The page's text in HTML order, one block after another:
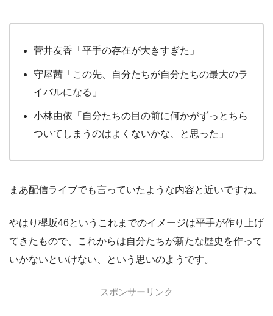
菅井友香「平手の存在が大きすぎた」
守屋茜「この先、自分たちが自分たちの最大のラ
イバルになる」
小林由依「自分たちの目の前に何かがずっとちら
ついてしまうのはよくないかな、と思った」
まあ配信ライブでも言っていたような内容と近いですね。
やはり欅坂46というこれまでのイメージは平手が作り上げ
てきたもので、これからは自分たちが新たな歴史を作って
いかないといけない、という思いのようです。
スポンサーリンク